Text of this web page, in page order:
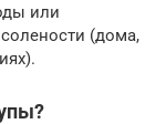
или
(дома,